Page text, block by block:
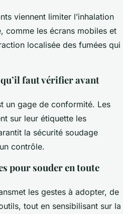
viennent limiter l’inhalation
comme les écrans mobiles et
localisée des fumées qui
faut vérifier avant
un gage de conformité. Les
sur leur étiquette les
la sécurité soudage
contrôle.
pour souder en toute
les gestes à adopter, de
tout en sensibilisant sur la